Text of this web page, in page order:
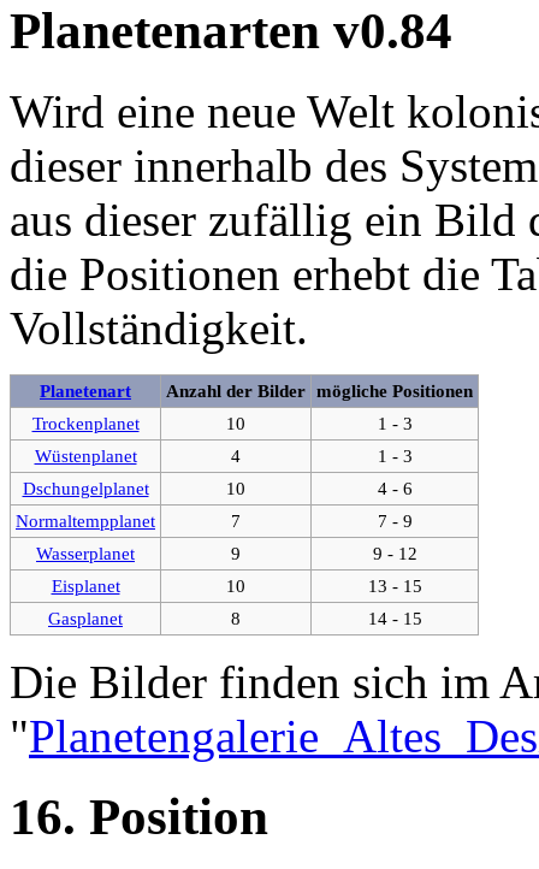
Planetenarten v0.84
Wird eine neue Welt
dieser innerhalb des
aus dieser zufällig ein Bild
die Positionen erhebt die
Vollständigkeit.
Planetenart Anzahl der Bilder mögliche Positionen
Trockenplanet
10
1 - 3
Wüstenplanet
4
1 - 3
Dschungelplanet
10
4 - 6
Normaltempplanet
7
7 - 9
Wasserplanet
9
9 - 12
Eisplanet
10
13 - 15
Gasplanet
8 14 - 15
Die Bilder finden sich im
"
16. Position